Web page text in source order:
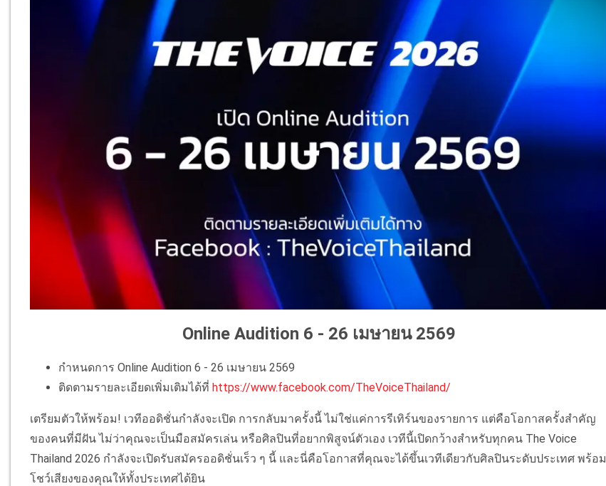
Online Audition 6 - 26 เมษายน 2569
กำหนดการ Online Audition 6 - 26 เมษายน 2569
ติดตามรายละเอียดเพิ่มเติมได้ที่https://www.facebook.com/TheVoiceThailand/
เตรียมตัวให้พร้อม! เวทีออดิชั่นกำลังจะเปิด การกลับมาครั้งนี้ ไม่ใช่แค่การรีเทิร์นของรายการ แต่คือโอกาสครั้งสำคัญ
ของคนที่มีฝัน ไม่ว่าคุณจะเป็นมือสมัครเล่น หรือศิลปินที่อยากพิสูจน์ตัวเอง เวทีนี้เปิดกว้างสำหรับทุกคน The Voice
Thailand 2026 กำลังจะเปิดรับสมัครออดิชั่นเร็ว ๆ นี้ และนี่คือโอกาสที่คุณจะได้ขึ้นเวทีเดียวกับศิลปินระดับประเทศ พร้อม
โชว์เสียงของคุณให้ทั้งประเทศได้ยิน